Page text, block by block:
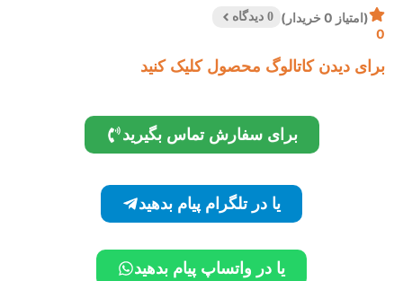
0
(امتیاز 0 خریدار) 0 دیدگاه
برای دیدن کاتالوگ محصول کلیک کنید
برای سفارش تماس بگیرید
یا در تلگرام پیام بدهید
یا در واتساپ پیام بدهید